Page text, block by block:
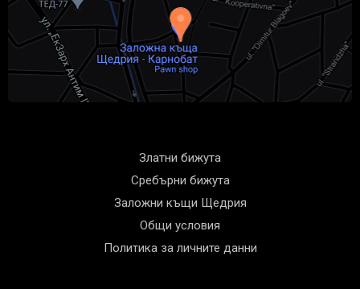
Златни бижута
Сребърни бижута
Заложни къщи Щедрия
Общи условия
Политика за личните данни